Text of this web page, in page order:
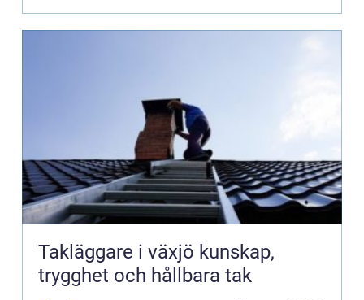
Takläggare i växjö kunskap,
trygghet och hållbara tak